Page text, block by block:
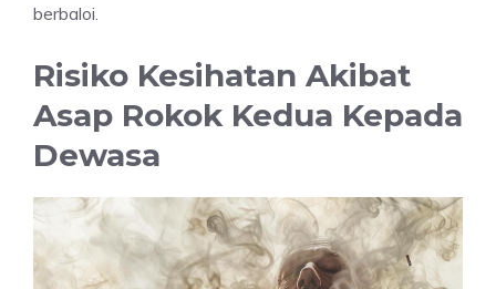
berbaloi.
Risiko Kesihatan Akibat
Asap Rokok Kedua Kepada
Dewasa